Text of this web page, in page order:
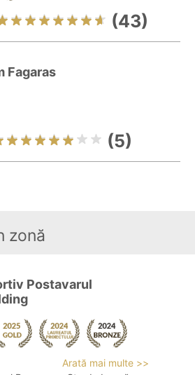
(43)
Fagaras
(5)
zonă
Postavarul
Arată mai multe >>